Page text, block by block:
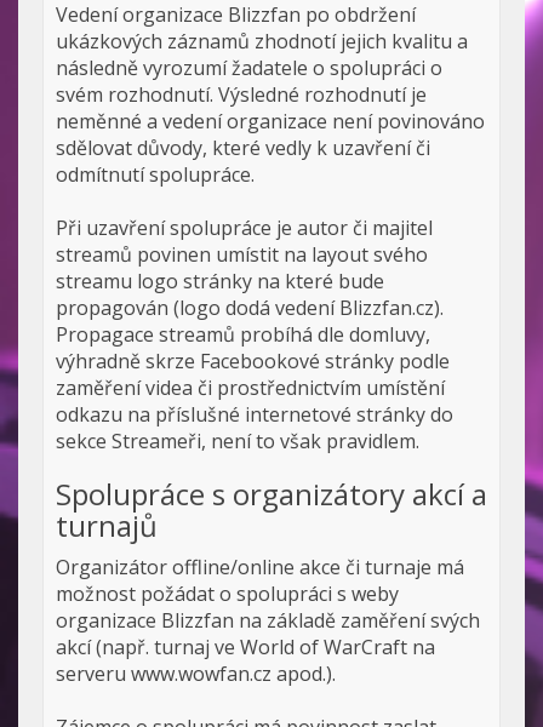
Vedení organizace Blizzfan po obdržení
ukázkových záznamů zhodnotí jejich kvalitu a
následně vyrozumí žadatele o spolupráci o
svém rozhodnutí. Výsledné rozhodnutí je
neměnné a vedení organizace není povinováno
sdělovat důvody, které vedly k uzavření či
odmítnutí spolupráce.
Při uzavření spolupráce je autor či majitel
streamů povinen umístit na layout svého
streamu logo stránky na které bude
propagován (logo dodá vedení Blizzfan.cz).
Propagace streamů probíhá dle domluvy,
výhradně skrze Facebookové stránky podle
zaměření videa či prostřednictvím umístění
odkazu na příslušné internetové stránky do
sekce Streameři, není to však pravidlem.
Spolupráce s organizátory akcí a
turnajů
Organizátor offline/online akce či turnaje má
možnost požádat o spolupráci s weby
organizace Blizzfan na základě zaměření svých
akcí (např. turnaj ve World of WarCraft na
serveru www.wowfan.cz apod.).